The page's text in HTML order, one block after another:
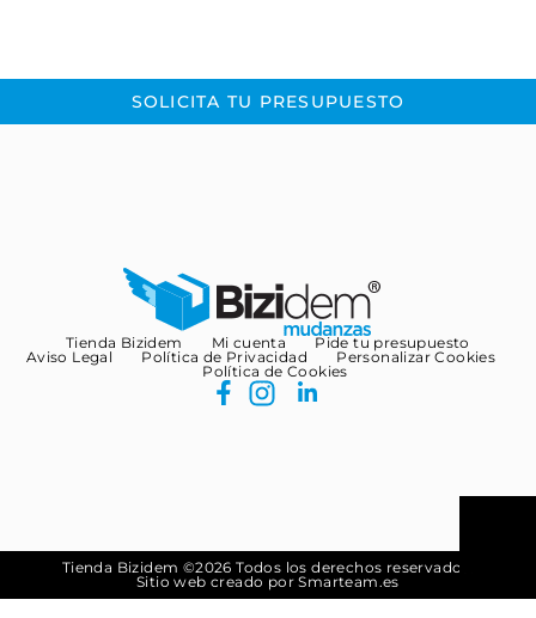
SOLICITA TU PRESUPUESTO
Tienda Bizidem Mi cuenta
Pide tu presupuesto
Aviso Legal
Política de Privacidad
Personalizar Cookies
Política de Cookies
Tienda Bizidem ©2026 Todos los derechos reservados.
Sitio web creado por Smarteam.es